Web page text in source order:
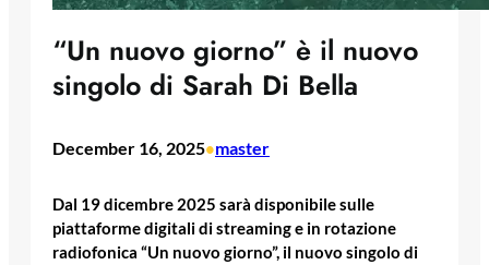
“Un nuovo giorno” è il nuovo
singolo di Sarah Di Bella
December 16, 2025•master
Dal 19 dicembre 2025 sarà disponibile sulle
piattaforme digitali di streaming e in rotazione
radiofonica “Un nuovo giorno”, il nuovo singolo di